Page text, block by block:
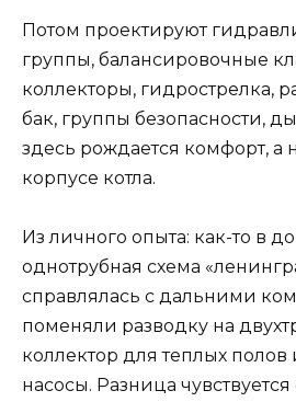
Потом проектируют
группы, балансировочные
коллекторы, гидрострелка,
бак, группы безопасности,
здесь рождается комфорт, а
корпусе котла.
Из личного опыта: как-то в
однотрубная схема
справлялась с дальними
поменяли разводку на
коллектор для теплых
насосы. Разница